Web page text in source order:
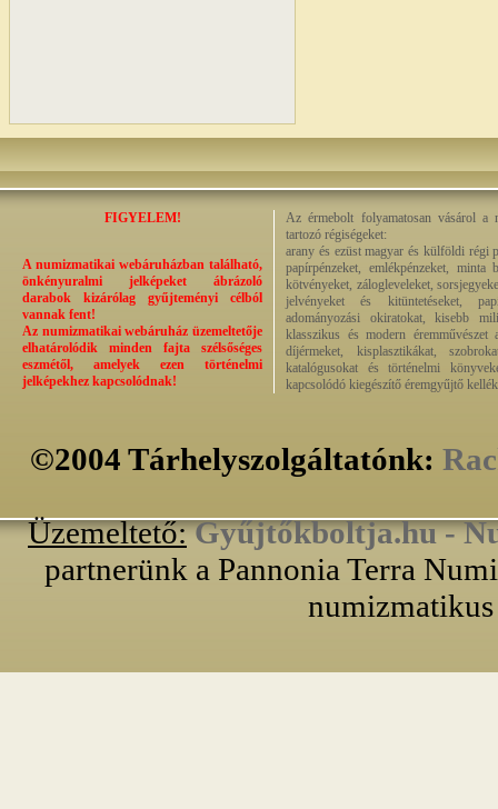
FIGYELEM!
A numizmatikai webáruházban található,
önkényuralmi jelképeket ábrázoló
darabok kizárólag gyűjteményi célból
vannak fent!
Az numizmatikai webáruház üzemeltetője
elhatárolódik minden fajta szélsőséges
eszmétől, amelyek ezen történelmi
jelképekhez kapcsolódnak!
Az érmebolt folyamatosan vásárol a
tartozó régiségeket:
arany és ezüst magyar és külföldi régi
papírpénzeket, emlékpénzeket, minta
kötvényeket, zálogleveleket,
jelvényeket és kitüntetéseket,
adományozási okiratokat, kisebb
klasszikus és modern éremművészet
díjérmeket, kisplasztikákat,
katalógusokat és történelmi
kapcsolódó kiegészítő éremgyűjtő
©2004 Tárhelyszolgáltatónk:
Üzemeltető: Gyűjtőkboltja.hu -
partnerünk a Pannonia Terra
numizmatikus